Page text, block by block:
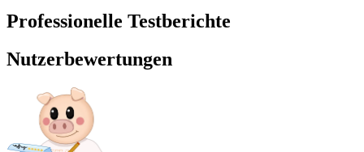
Professionelle Testberichte
Nutzerbewertungen